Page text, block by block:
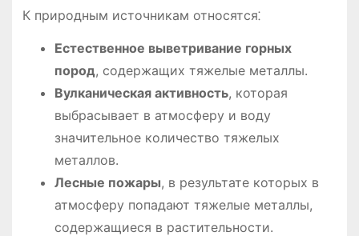
К природным источникам относятся⁚
Естественное выветривание горных
пород, содержащих тяжелые металлы.
Вулканическая активность, которая
выбрасывает в атмосферу и воду
значительное количество тяжелых
металлов.
Лесные пожары, в результате которых в
атмосферу попадают тяжелые металлы,
содержащиеся в растительности.